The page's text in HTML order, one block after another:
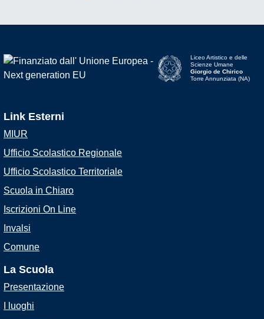
Liceo Artistico e delle
Scienze Umane
Giorgio de Chirico
Torre Annunziata (NA)
Link Esterni
MIUR
Ufficio Scolastico Regionale
Ufficio Scolastico Territoriale
Scuola in Chiaro
Iscrizioni On Line
Invalsi
Comune
La Scuola
Presentazione
I luoghi